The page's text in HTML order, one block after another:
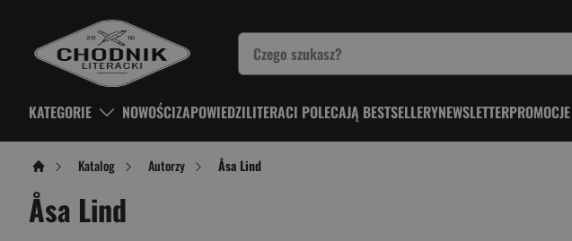
KATEGORIE NOWOŚCIZAPOWIEDZILITERACI POLECAJĄ BESTSELLERYNEWSLETTERPROMOCJE
Katalog Autorzy Åsa Lind
Åsa Lind